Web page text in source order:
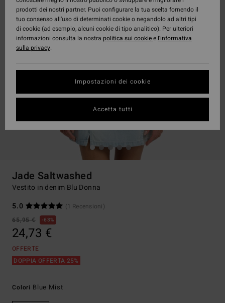
Jade Saltwashed
Vestito in denim Blu Donna
5.0
(1 Recensioni)
65,95 €
63%
24,73 €
OFFERTE
DOPPIA OFFERTA 25%
Colori Blue Mist
prodotti dei nostri partner. Puoi configurare la tua scelta fornendo il
tuo consenso all’uso di determinati cookie o negandolo ad altri tipi
di cookie (ad esempio, alcuni cookie di tipo analitico). Per ulteriori
informazioni consulta la nostra politica sui cookiee l'informativa
sulla privacy.
Impostazioni dei cookie
Accetta tutti